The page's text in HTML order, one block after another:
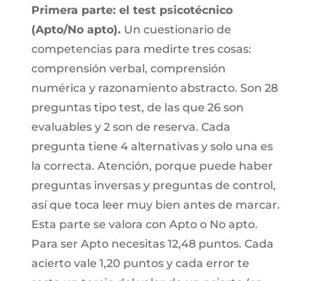
Primera parte: el test psicotécnico
(Apto/No apto). Un cuestionario de
competencias para medirte tres cosas:
comprensión verbal, comprensión
numérica y razonamiento abstracto. Son 28
preguntas tipo test, de las que 26 son
evaluables y 2 son de reserva. Cada
pregunta tiene 4 alternativas y solo una es
la correcta. Atención, porque puede haber
preguntas inversas y preguntas de control,
así que toca leer muy bien antes de marcar.
Esta parte se valora con Apto o No apto.
Para ser Apto necesitas 12,48 puntos. Cada
acierto vale 1,20 puntos y cada error te